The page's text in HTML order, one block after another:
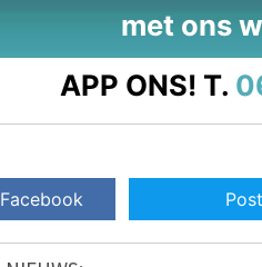
met ons
APP ONS! T.